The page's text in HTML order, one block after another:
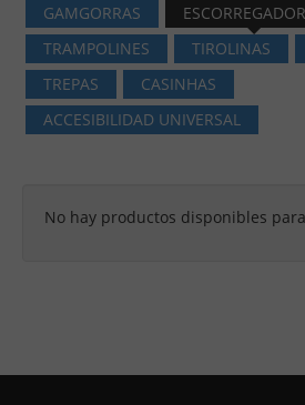
GAMGORRAS
TRAMPOLINES
TIROLINAS
TREPAS
CASINHAS
ACCESIBILIDAD UNIVERSAL
No hay productos disponibles